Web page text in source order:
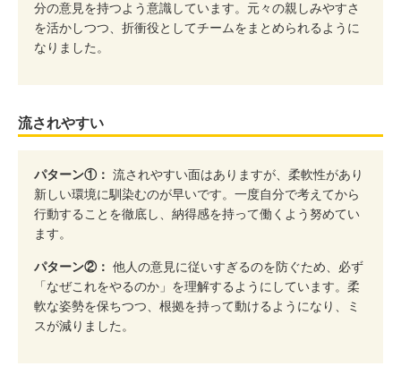
分の意見を持つよう意識しています。元々の親しみやすさ
を活かしつつ、折衝役としてチームをまとめられるように
なりました。
流されやすい
パターン①： 流されやすい面はありますが、柔軟性があり
新しい環境に馴染むのが早いです。一度自分で考えてから
行動することを徹底し、納得感を持って働くよう努めてい
ます。
パターン②： 他人の意見に従いすぎるのを防ぐため、必ず
「なぜこれをやるのか」を理解するようにしています。柔
軟な姿勢を保ちつつ、根拠を持って動けるようになり、ミ
スが減りました。